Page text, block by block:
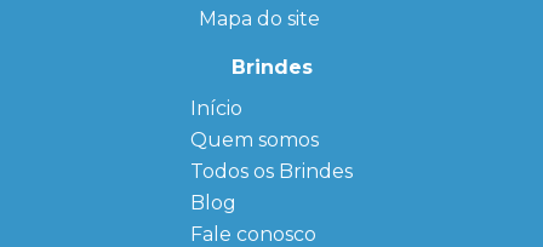
Mapa do site
Brindes
Início
Quem somos
← Back
FAQ
Sitemap
Todos os Brindes
← Back
Agendas
Personalizadas
Personalizado
Blog
Fale conosco